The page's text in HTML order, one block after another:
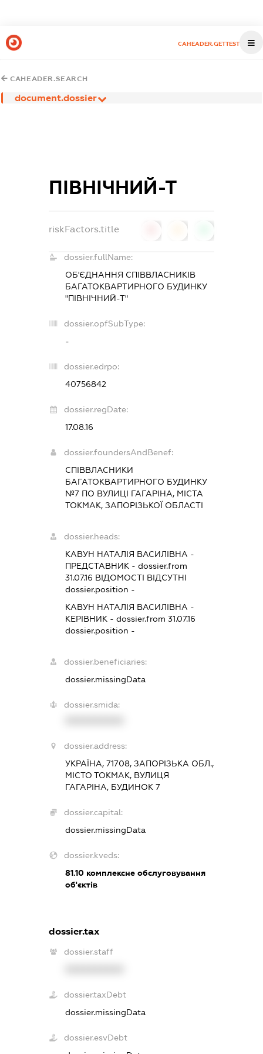
CAHEADER.GETTEST
CAHEADER.SEARCH
document.dossier
ПІВНІЧНИЙ-Т
riskFactors.title
dossier.fullName:
ОБ'ЄДНАННЯ СПІВВЛАСНИКІВ
БАГАТОКВАРТИРНОГО БУДИНКУ
"ПІВНІЧНИЙ-Т"
dossier.opfSubType:
-
dossier.edrpo:
40756842
dossier.regDate:
17.08.16
dossier.foundersAndBenef:
СПІВВЛАСНИКИ
БАГАТОКВАРТИРНОГО БУДИНКУ
№7 ПО ВУЛИЦІ ГАГАРІНА, МІСТА
ТОКМАК, ЗАПОРІЗЬКОЇ ОБЛАСТІ
dossier.heads:
КАВУН НАТАЛІЯ ВАСИЛІВНА -
ПРЕДСТАВНИК - dossier.from
31.07.16 ВІДОМОСТІ ВІДСУТНІ
dossier.position -
КАВУН НАТАЛІЯ ВАСИЛІВНА -
КЕРІВНИК - dossier.from 31.07.16
dossier.position -
dossier.beneficiaries:
dossier.missingData
dossier.smida:
dossier.address:
УКРАЇНА, 71708, ЗАПОРІЗЬКА ОБЛ.,
МІСТО ТОКМАК, ВУЛИЦЯ
ГАГАРІНА, БУДИНОК 7
dossier.capital:
dossier.missingData
dossier.kveds:
81.10 комплексне обслуговування
об'єктів
dossier.tax
dossier.staff
dossier.taxDebt
dossier.missingData
dossier.esvDebt